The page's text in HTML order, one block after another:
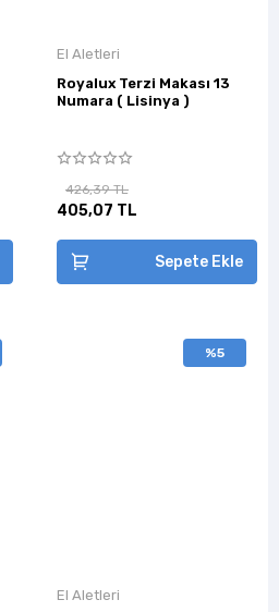
El Aletleri
Royalux Terzi Makası 13
Numara ( Lisinya )
426,39 TL
405,07 TL
Sepete Ekle
%5
El Aletleri